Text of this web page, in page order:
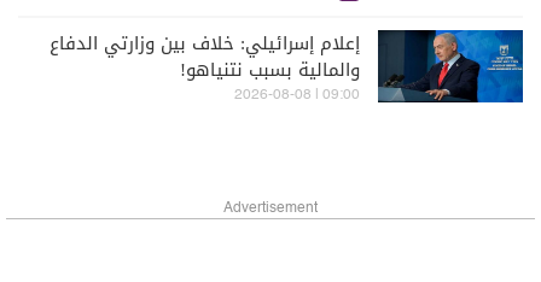
إعلام إسرائيلي: خلاف بين وزارتي الدفاع
والمالية بسبب نتنياهو!
09:00 | 2026-08-08
Advertisement